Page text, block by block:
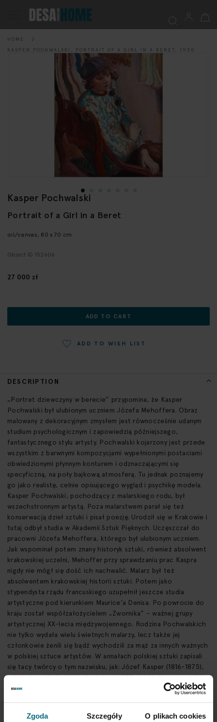
Zgoda Szczegóły O plikach cookies
My
HOME
KASPER POCHWALSKI, PORTRAIT OF A GIRL IN A BERET, 1930
Skip
Skip
beginning
the
gallery
DESCRIPTION
„Portret dziewczyny w berecie” przypomina, że Kasper
Pochwalski był ulubionym uczniem Józefa Mehoffera. Obraz
malowany z dekoracyjnym zmysłem jest równocześnie udanym
studium psychologicznym i zapowiedzią późniejszego,
fantastycznego stylu artysty. Pochwalski kojarzony jest przede
wszystkim z barwnymi kompozycjami wypełnionymi postaciami
obwiedzionymi płynnym konturem i odznaczającymi się
specyficzną, na poły bajkową atmosferą. Tu jednak poznajemy
go jako realistę, celnie opisującego wygląd i psychikę modela.
Kasper Pochwalski, pochodzący z malarskiego rodu, był
wszechstronnym artystą. Poza malarstwem parał się też
konserwacją dzieł sztuki i pisał poezję. Urodził się w Krakowie i
tutaj odbył studia w Akademii Sztuk Pięknych. Uczęszczał do
pracowni Józefa Mehoffera, którego był ulubionym uczniem.
Jak wspominał potem znany historyk sztuki, również absolwent
krakowskiej uczelni, Mehoffer przy sprawdzaniu prac Kaspra
nigdy nie mógł się dość ich nachwalić. Malarz był też
absolwentem krakowskiej historii sztuki. Potem jako
stypendysta rządu francuskiego uzupełnił jeszcze studia
artystyczne pod kierunkiem Maurice’a Denisa. Po powrocie do
kraju został współzałożycielem „Zwornika” – ważnej grupy
artystycznej XX-lecia międzywojennego. Rodzina Pochwalskich
nie tylko wydała wielu świetnych malarzy, lecz także jej
członkowie żenili się bądź wychodzili za mąż za innych ważnych
w polskiej sztuce artystów. W annałach polskiej sztuki zapisali
się tacy twórcy o tym nazwisku, jak: Józef Kasper (1816-1875),
Władysław (1860-1924), Kazimierz (1855-1940), Stanisław (1896-
1959) i autor prezentowanego obrazu – Kasper. Z Pochwalskimi
Kasper Pochwalski
oil/canvas, 80 x 70 cm
Portrait of a Girl in a Beret
Object ID 152606
27 000 zł
ADD TO CART
ADD TO WISH LIST